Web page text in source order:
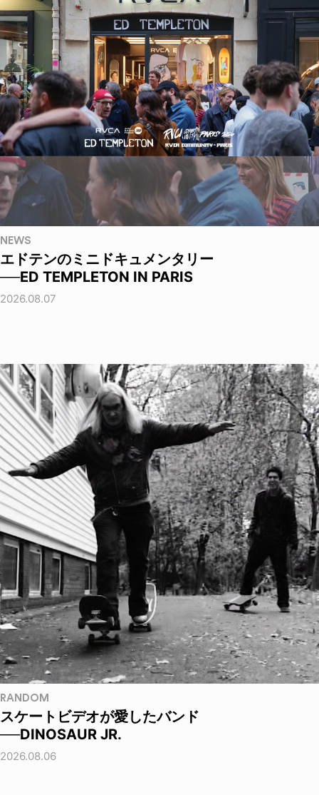
NEWS
エドテンのミニドキュメンタリー
──ED TEMPLETON IN PARIS
2026.08.07
RANDOM
スケートビデオが愛したバンド
──DINOSAUR JR.
2026.08.06